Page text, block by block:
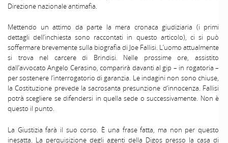
Direzione nazionale antimafia.
Mettendo un attimo da parte la mera cronaca giudiziaria (i primi
dettagli dell’inchiesta sono raccontati in questo articolo), ci si può
soffermare brevemente sulla biografia di Joe Fallisi. L’uomo attualmente
si trova nel carcere di Brindisi. Nelle prossime ore, assistito
dall’avvocato Angelo Cerasino, comparirà davanti al gip – in rogatoria –
per sostenere l’interrogatorio di garanzia. Le indagini non sono chiuse,
la Costituzione prevede la sacrosanta presunzione d’innocenza. Fallisi
potrà scegliere se difendersi in quella sede o successivamente. Non è
questo il punto.
La Giustizia farà il suo corso. È una frase fatta, ma non per questo
inesatta. La perquisizione degli agenti della Digos presso la casa di